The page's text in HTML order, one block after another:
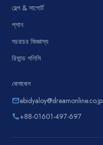
হেল্প & সাপোর্ট
প্লান
সচরাচর জিজ্ঞাস্য
রিফান্ড পলিসি
যোগাযোগ
emailebidyaloy@dreamonline.co.jp
phone+88-01601-497-697